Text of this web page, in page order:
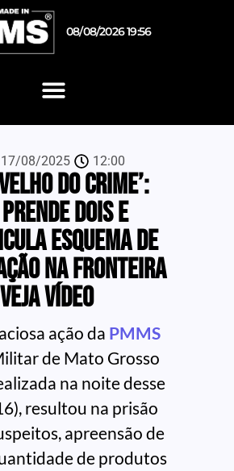
08/08/2026 19:56
17/08/2025 12:00
do crime’:
dois e
esquema de
na fronteira
vídeo
ação da PMMS
de Mato Grosso
na noite desse
resultou na prisão
apreensão de
de produtos